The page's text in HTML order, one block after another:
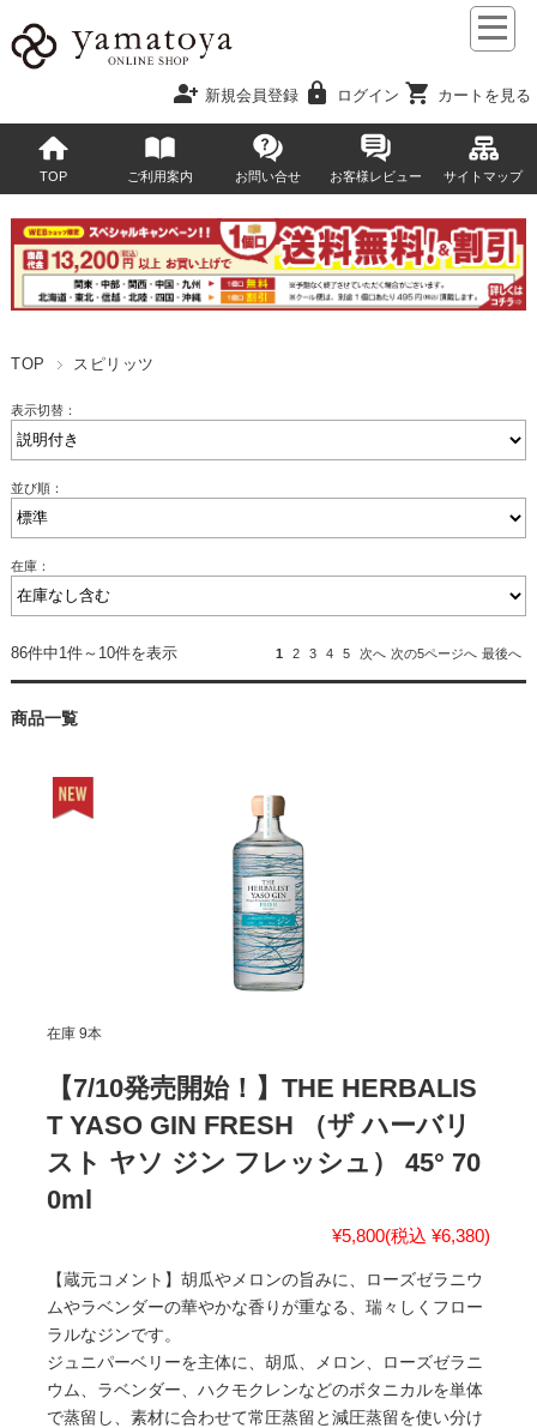
person_add 新規会員登録 lock ログイン shopping_cart カートを見る
TOP ご利用案内 お問い合せ お客様レビュー サイトマップ
TOP スピリッツ
表示切替：
並び順：
在庫：
86件中1件～10件を表示 1 2 3 4 5 次へ 次の5ページへ 最後へ
商品一覧
在庫 9本
【7/10発売開始！】THE HERBALIS
T YASO GIN FRESH （ザ ハーバリ
スト ヤソ ジン フレッシュ） 45° 70
0ml
¥5,800(税込 ¥6,380)
【蔵元コメント】胡瓜やメロンの旨みに、ローズゼラニウ
ムやラベンダーの華やかな香りが重なる、瑞々しくフロー
ラルなジンです。
ジュニパーベリーを主体に、胡瓜、メロン、ローズゼラニ
ウム、ラベンダー、ハクモクレンなどのボタニカルを単体
で蒸留し、素材に合わせて常圧蒸留と減圧蒸留を使い分け